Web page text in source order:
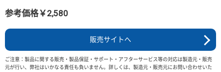
参考価格￥2,580
販売サイトへ
ご注意：製品に関する販売・製品保証・サポート・アフターサービス等の対応は製造元・販売
元が行い、弊社はいかなる責任も負いません。詳しくは、製造元・販売元にお問い合わせいた